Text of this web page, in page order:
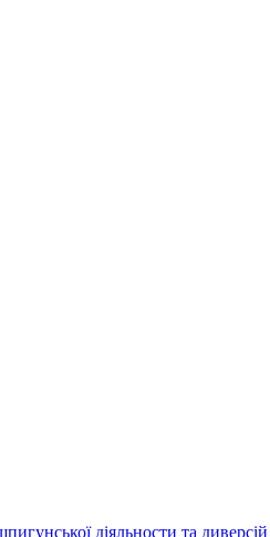
діяльности та